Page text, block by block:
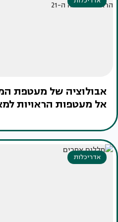
אבולוציה של מעטפת
אל מעטפות הראויות
אדריכלות